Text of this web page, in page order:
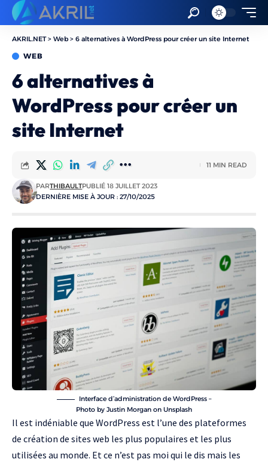
AKRIL.NET> Web> 6 alternatives à WordPress pour créer un site Internet
WEB
6 alternatives à
WordPress pour créer un
site Internet
DERNIÈRE MISE À JOUR : 27/10/2025
PARTHIBAULTPUBLIÉ 18 JUILLET 2023
11 MIN READ
Interface d’administration de WordPress –
Photo by Justin Morgan on Unsplash
Il est indéniable que WordPress est l’une des plateformes
de création de sites web les plus populaires et les plus
utilisées au monde. Et ce n’est pas moi qui le dis mais les